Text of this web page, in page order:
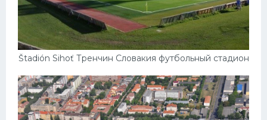
Štadión Sihoť Тренчин Словакия футбольный стадион